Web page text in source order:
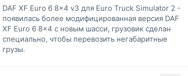
DAF XF Euro 6 8x4 v3 для Euro Truck Simulator 2 -
появилась более модифицированная версия DAF
XF Euro 6 8x4 с новым шасси, грузовик сделан
специально, чтобы перевозить негабаритные
грузы.